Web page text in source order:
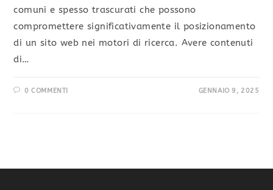
comuni e spesso trascurati che possono
compromettere significativamente il posizionamento
di un sito web nei motori di ricerca. Avere contenuti
di…
0 COMMENTI GENNAIO 9, 2025